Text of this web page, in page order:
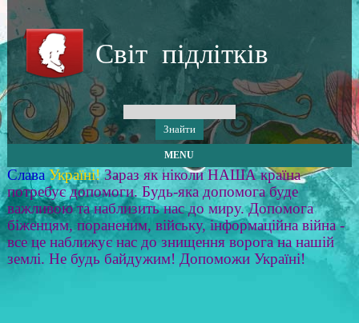
Світ підлітків
MENU
Слава Україні! Зараз як ніколи НАША країна
потребує допомоги. Будь-яка допомога буде
важливою та наблизить нас до миру. Допомога
біженцям, пораненим, війську, інформаційна війна -
все це наближує нас до знищення ворога на нашій
землі. Не будь байдужим! Допоможи Україні!